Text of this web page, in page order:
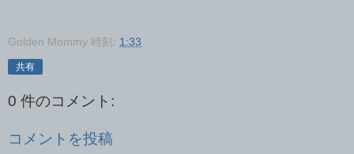
Golden Mommy 時刻: 1:33
共有
0 件のコメント:
コメントを投稿